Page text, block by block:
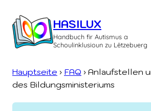
Inhalt
springen
HASILUX
Handbuch fir Autismus a
Schoulinklusioun zu Lëtzebuerg
Hauptseite › FAQ ›Anlaufstellen
des Bildungs­ministeriums